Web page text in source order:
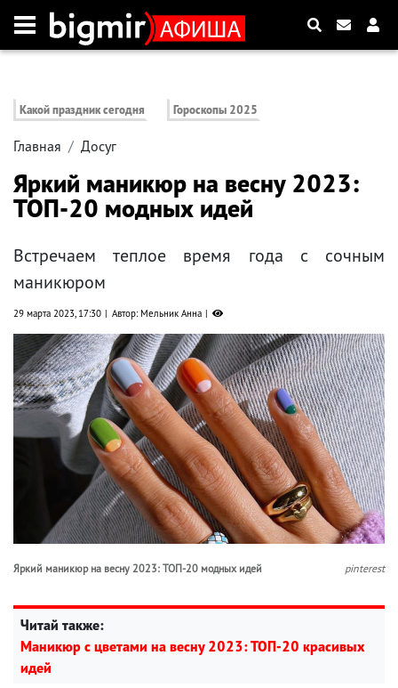
Какой праздник сегодня Гороскопы 2025
Главная Досуг
Яркий маникюр на весну 2023:
ТОП-20 модных идей
Встречаем теплое время года с сочным
маникюром
29 марта 2023, 17:30 Автор: Мельник Анна
Яркий маникюр на весну 2023: ТОП-20 модных идей pinterest
Читай также:
Маникюр с цветами на весну 2023: ТОП-20 красивых
идей